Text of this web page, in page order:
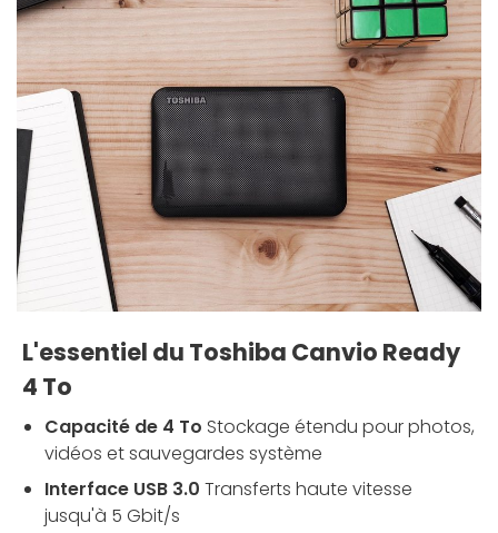
L'essentiel du Toshiba Canvio Ready
4 To
Capacité de 4 To Stockage étendu pour photos,
vidéos et sauvegardes système
Interface USB 3.0 Transferts haute vitesse
jusqu'à 5 Gbit/s